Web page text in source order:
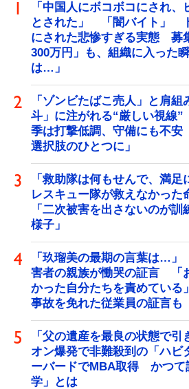
「中国人にボコボコにされ
とされた」 「闇バイト」
にされた悲惨すぎる実態 募
300万円」も、組織に入った
は…」
「ゾンビたばこ売人」と肩
斗」に注がれる“厳しい視線
季は打撃低調、守備にも不
選択肢のひとつに」
「救助隊は何もせんで、満足
レスキュー隊が救えなかっ
「二次被害を出さないのが
様子」
「玖瑠美の最期の言葉は…
害者の親族が慟哭の証言 「
かった自分たちを責めてい
事故を免れた従業員の証言も
「父の遺産を最良の状態で
オン爆発で非難殺到の「ハビ
ーバードでMBA取得 かつて
学」とは